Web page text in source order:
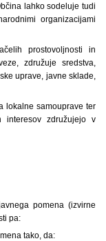
lahko sodeluje tudi
organizacijami
prostovoljnosti in
združuje sredstva,
uprave, javne sklade,
lokalne samouprave ter
interesov združujejo v
pomena (izvirne
pa:
tako, da: